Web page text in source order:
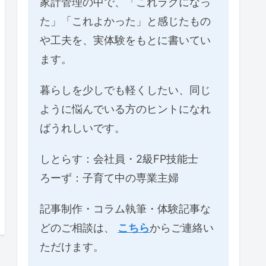
た」「これよかった」と感じたもの
や工夫を、実体験をもとに書いてい
ます。
暮らしを少しでも軽くしたい、同じ
ように悩んでいる方のヒントになれ
ばうれしいです。
しとらす：会社員・2級FP技能士
ろーず：子育て中の専業主婦
記事制作・コラム執筆・体験記事な
どのご相談は、 こちらからご連絡い
ただけます。